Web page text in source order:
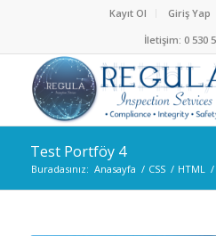
Kayıt Ol Giriş Yap
İletişim: 0 530
Test Portföy 4
Buradasınız: Anasayfa / CSS / HTML /